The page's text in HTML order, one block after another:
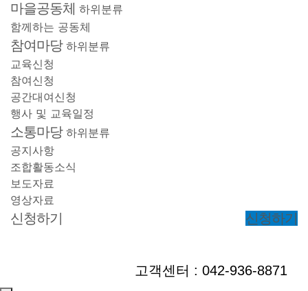
마을공동체 하위분류
함께하는 공동체
참여마당 하위분류
교육신청
참여신청
공간대여신청
행사 및 교육일정
소통마당 하위분류
공지사항
조합활동소식
보도자료
영상자료
신청하기
신청하기
고객센터 : 042-936-8871